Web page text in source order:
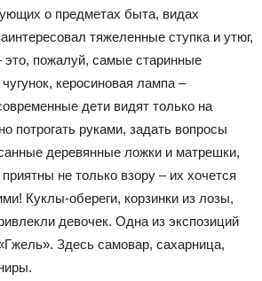
о предметах быта, видах
тяжеленные ступка и утюг,
это, пожалуй, самые старинные
керосиновая лампа –
дети видят только на
потрогать руками, задать вопросы
деревянные ложки и матрешки,
не только взору – их хочется
Куклы-обереги, корзинки из лозы,
девочек. Одна из экспозиций
Здесь самовар, сахарница,